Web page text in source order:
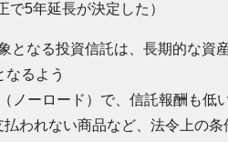
で5年延長が決定した）
となる投資信託は、長期的な資
なるよう
ノーロード）で、信託報酬も低
われない商品など、法令上の条